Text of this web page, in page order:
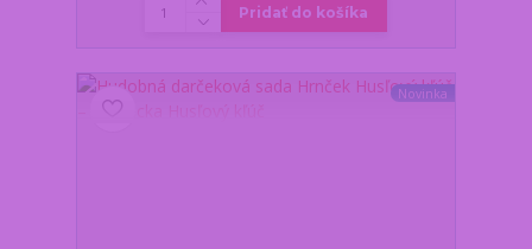
Pridať do košíka
Novinka